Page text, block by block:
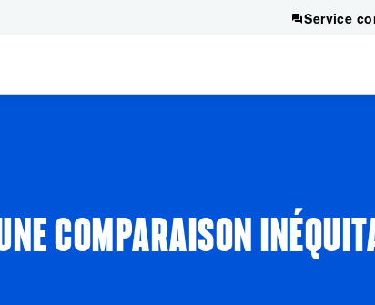
Service
COMPARAISON